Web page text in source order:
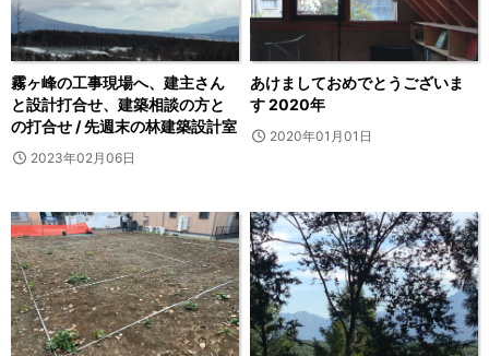
霧ヶ峰の工事現場へ、建主さん
と設計打合せ、建築相談の方と
の打合せ / 先週末の林建築設計室
2023年02月06日
あけましておめでとうございま
す 2020年
2020年01月01日